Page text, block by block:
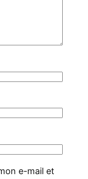
e-mail et